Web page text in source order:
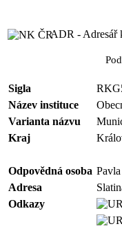
ADR - Adresář
Sigla
Název instituce
Varianta názvu
Kraj
Odpovědná osoba
Adresa
Odkazy